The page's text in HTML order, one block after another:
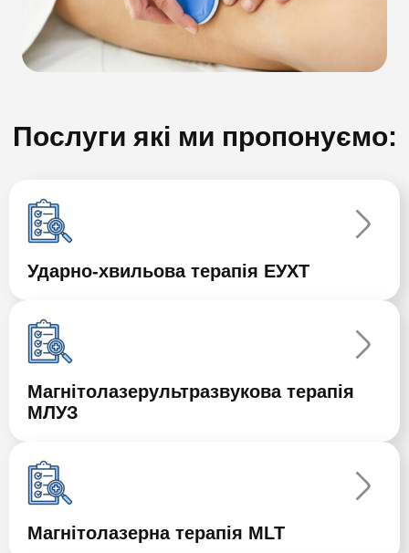
Послуги які ми пропонуємо:
Ударно-хвильова терапія ЕУХТ
Магнітолазерультразвукова терапія
МЛУЗ
Магнітолазерна терапія MLT